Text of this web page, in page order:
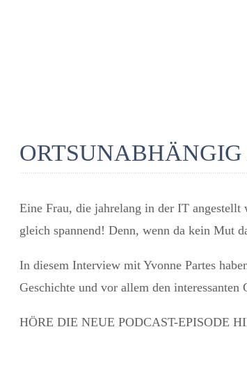
Eine Frau, die jahrelang in der IT angestellt
gleich spannend! Denn, wenn da kein Mut
In diesem Interview mit Yvonne Partes
Geschichte und vor allem den
HÖRE DIE NEUE PODCAST-EPISODE